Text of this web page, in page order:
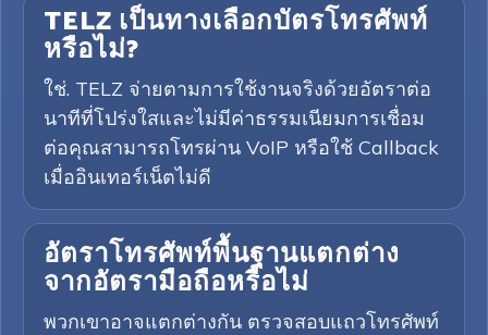
TELZ เป็นทางเลือกบัตรโทรศัพท์
หรือไม่?
ใช่. TELZ จ่ายตามการใช้งานจริงด้วยอัตราต่อ
นาทีที่โปร่งใสและไม่มีค่าธรรมเนียมการเชื่อม
ต่อคุณสามารถโทรผ่าน VoIP หรือใช้ Callback
เมื่ออินเทอร์เน็ตไม่ดี
อัตราโทรศัพท์พื้นฐานแตกต่าง
จากอัตรามือถือหรือไม่
พวกเขาอาจแตกต่างกัน ตรวจสอบแถวโทรศัพท์